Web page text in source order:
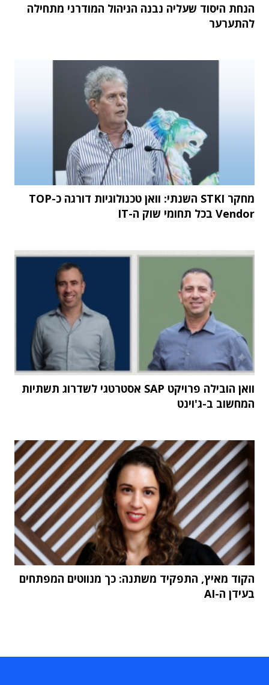
הנחת היסוד שעליה נבנה הניהול המודרני מתחילה
להתערער
מחקר STKI השנתי: וואן טכנולוגיות דורגה כ-TOP
Vendor בכל תחומי שוק ה-IT
וואן הובילה פרויקט SAP אסטרטגי לשדרוג תשתיות
המחשוב ב-ג'וינט
הקוד מאיץ, התפקיד משתנה: כך מנווטים המפתחים
בעידן ה-AI